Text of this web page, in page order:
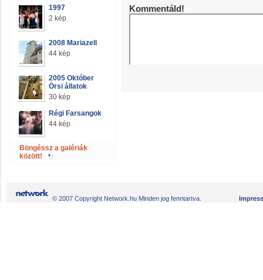
1997
2 kép
2008 Mariazell
44 kép
2005 Október
Örsi állatok
30 kép
Régi Farsangok
44 kép
Böngéssz a galériák
között!
Kommentáld!
© 2007 Copyright Network.hu Minden jog fenntartva.